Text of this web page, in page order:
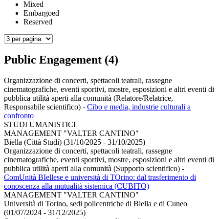
Mixed
Embargoed
Reserved
Public Engagement (4)
Organizzazione di concerti, spettacoli teatrali, rassegne
cinematografiche, eventi sportivi, mostre, esposizioni e altri eventi di
pubblica utilità aperti alla comunità (Relatore/Relatrice,
Responsabile scientifico) - Cibo e media, industrie culturali a
confronto
STUDI UMANISTICI
MANAGEMENT "VALTER CANTINO"
Biella (Città Studi) (31/10/2025 - 31/10/2025)
Organizzazione di concerti, spettacoli teatrali, rassegne
cinematografiche, eventi sportivi, mostre, esposizioni e altri eventi di
pubblica utilità aperti alla comunità (Supporto scientifico) -
ComUnità BIellese e università di TOrino: dal trasferimento di
conoscenza alla mutualità sistemica (CUBITO)
MANAGEMENT "VALTER CANTINO"
Università di Torino, sedi policentriche di Biella e di Cuneo
(01/07/2024 - 31/12/2025)